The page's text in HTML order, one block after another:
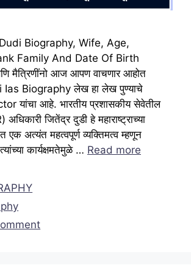
Biography, Wife, Age,
Family And Date Of Birth
मैत्रिणींनो आज आपण वाचणार आहोत
Biography लेख हा लेख पुण्याचे
यांचा आहे. भारतीय प्रशासकीय सेवेतील
जितेंद्र दुडी हे महाराष्ट्राच्या
एक अत्यंत महत्वपूर्ण व्यक्तिमत्व म्हणून
कार्यक्षमतेमुळे … Read more